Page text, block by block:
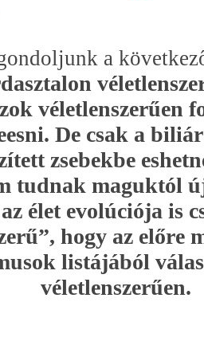
a
véletlenszerűen
De csak a
zsebekbe
tudnak maguktól
élet evolúciója is
hogy az előre
listájából
véletlenszerűen.